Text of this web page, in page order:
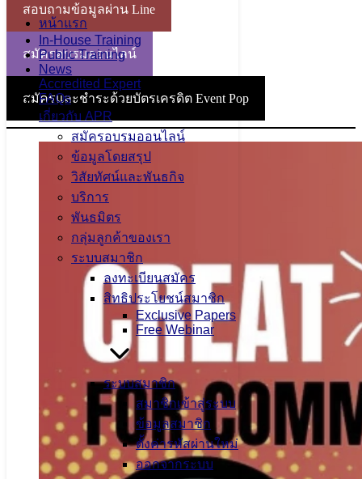
หน้าแรก
In-House Training
Public Training
News
Accredited Expert
FAQs
เกี่ยวกับ APR
สมัครอบรมออนไลน์
ข้อมูลโดยสรุป
วิสัยทัศน์และพันธกิจ
บริการ
พันธมิตร
กลุ่มลูกค้าของเรา
ระบบสมาชิก
ลงทะเบียนสมัคร
สิทธิประโยชน์สมาชิก
Exclusive Papers
Free Webinar
ระบบสมาชิก
สมาชิกเข้าสู่ระบบ
ข้อมูลสมาชิก
ตั้งค่ารหัสผ่านใหม่
ออกจากระบบ
สอบถามข้อมูลผ่าน Line
สมัครอบรมออนไลน์
สมัครและชำระด้วยบัตรเครดิต Event Pop